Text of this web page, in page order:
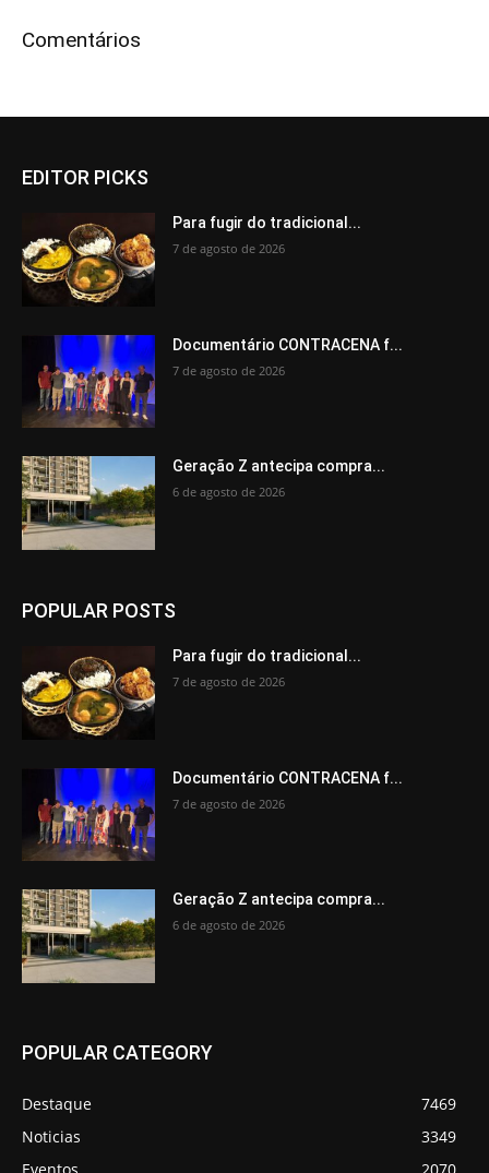
Comentários
EDITOR PICKS
Para fugir do tradicional...
7 de agosto de 2026
Documentário CONTRACENA f...
7 de agosto de 2026
Geração Z antecipa compra...
6 de agosto de 2026
POPULAR POSTS
Para fugir do tradicional...
7 de agosto de 2026
Documentário CONTRACENA f...
7 de agosto de 2026
Geração Z antecipa compra...
6 de agosto de 2026
POPULAR CATEGORY
Destaque
7469
Noticias
3349